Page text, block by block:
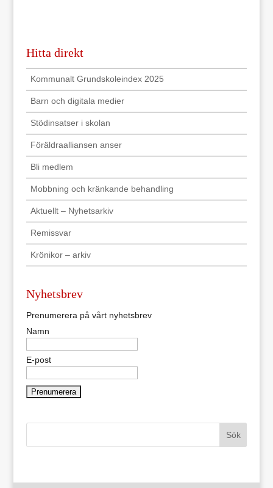
Hitta direkt
Kommunalt Grundskoleindex 2025
Barn och digitala medier
Stödinsatser i skolan
Föräldraalliansen anser
Bli medlem
Mobbning och kränkande behandling
Aktuellt – Nyhetsarkiv
Remissvar
Krönikor – arkiv
Nyhetsbrev
Prenumerera på vårt nyhetsbrev
Namn
E-post